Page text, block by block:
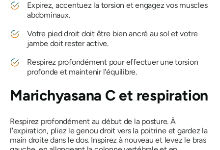
Expirez, accentuez la torsion et engagez vos muscles
abdominaux.
Votre pied droit doit être bien ancré au sol et votre
jambe doit rester active.
Respirez profondément pour effectuer une torsion
profonde et maintenir l'équilibre.
Marichyasana C et respiration
Respirez profondément au début de la posture. À
l'expiration, pliez le genou droit vers la poitrine et gardez la
main droite dans le dos. Inspirez à nouveau et levez le bras